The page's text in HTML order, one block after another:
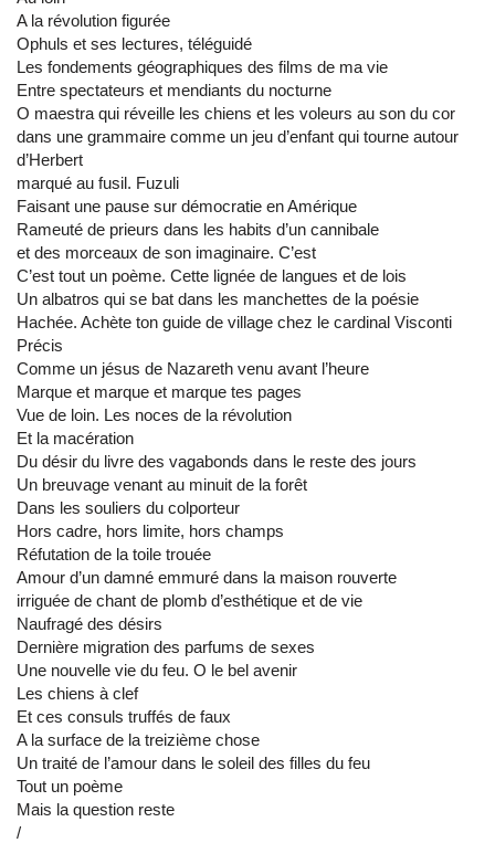
A la révolution figurée
Ophuls et ses lectures, téléguidé
Les fondements géographiques des films de ma vie
Entre spectateurs et mendiants du nocturne
O maestra qui réveille les chiens et les voleurs au son du cor
dans une grammaire comme un jeu d’enfant qui tourne autour
d’Herbert
marqué au fusil. Fuzuli
Faisant une pause sur démocratie en Amérique
Rameuté de prieurs dans les habits d’un cannibale
et des morceaux de son imaginaire. C’est
C’est tout un poème. Cette lignée de langues et de lois
Un albatros qui se bat dans les manchettes de la poésie
Hachée. Achète ton guide de village chez le cardinal Visconti
Précis
Comme un jésus de Nazareth venu avant l’heure
Marque et marque et marque tes pages
Vue de loin. Les noces de la révolution
Et la macération
Du désir du livre des vagabonds dans le reste des jours
Un breuvage venant au minuit de la forêt
Dans les souliers du colporteur
Hors cadre, hors limite, hors champs
Réfutation de la toile trouée
Amour d’un damné emmuré dans la maison rouverte
irriguée de chant de plomb d’esthétique et de vie
Naufragé des désirs
Dernière migration des parfums de sexes
Une nouvelle vie du feu. O le bel avenir
Les chiens à clef
Et ces consuls truffés de faux
A la surface de la treizième chose
Un traité de l’amour dans le soleil des filles du feu
Tout un poème
Mais la question reste
/